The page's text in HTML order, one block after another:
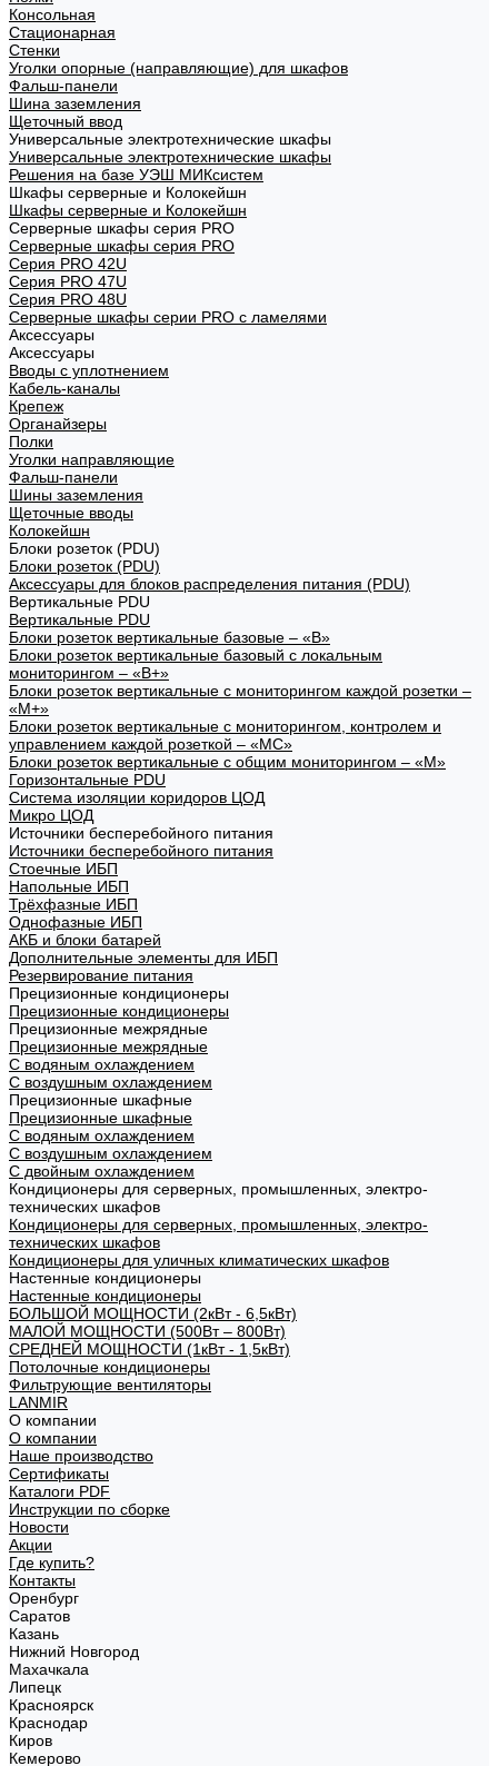
Консольная
Стационарная
Стенки
Уголки опорные (направляющие) для шкафов
Фальш-панели
Шина заземления
Щеточный ввод
Универсальные электротехнические шкафы
Универсальные электротехнические шкафы
Решения на базе УЭШ МИКсистем
Шкафы серверные и Колокейшн
Шкафы серверные и Колокейшн
Серверные шкафы серия PRO
Серверные шкафы серия PRO
Серия PRO 42U
Серия PRO 47U
Серия PRO 48U
Серверные шкафы серии PRO с ламелями
Аксессуары
Аксессуары
Вводы с уплотнением
Кабель-каналы
Крепеж
Органайзеры
Полки
Уголки направляющие
Фальш-панели
Шины заземления
Щеточные вводы
Колокейшн
Блоки розеток (PDU)
Блоки розеток (PDU)
Аксессуары для блоков распределения питания (PDU)
Вертикальные PDU
Вертикальные PDU
Блоки розеток вертикальные базовые – «В»
Блоки розеток вертикальные базовый с локальным
мониторингом – «В+»
Блоки розеток вертикальные с мониторингом каждой розетки –
«М+»
Блоки розеток вертикальные с мониторингом, контролем и
управлением каждой розеткой – «МС»
Блоки розеток вертикальные с общим мониторингом – «М»
Горизонтальные PDU
Система изоляции коридоров ЦОД
Микро ЦОД
Источники бесперебойного питания
Источники бесперебойного питания
Стоечные ИБП
Напольные ИБП
Трёхфазные ИБП
Однофазные ИБП
АКБ и блоки батарей
Дополнительные элементы для ИБП
Резервирование питания
Прецизионные кондиционеры
Прецизионные кондиционеры
Прецизионные межрядные
Прецизионные межрядные
С водяным охлаждением
С воздушным охлаждением
Прецизионные шкафные
Прецизионные шкафные
С водяным охлаждением
С воздушным охлаждением
С двойным охлаждением
Кондиционеры для серверных, промышленных, электро-
технических шкафов
Кондиционеры для серверных, промышленных, электро-
технических шкафов
Кондиционеры для уличных климатических шкафов
Настенные кондиционеры
Настенные кондиционеры
БОЛЬШОЙ МОЩНОСТИ (2кВт - 6,5кВт)
МАЛОЙ МОЩНОСТИ (500Вт – 800Вт)
СРЕДНЕЙ МОЩНОСТИ (1кВт - 1,5кВт)
Потолочные кондиционеры
Фильтрующие вентиляторы
LANMIR
О компании
О компании
Наше производство
Сертификаты
Каталоги PDF
Инструкции по сборке
Новости
Акции
Где купить?
Контакты
Оренбург
Саратов
Казань
Нижний Новгород
Махачкала
Липецк
Красноярск
Краснодар
Киров
Кемерово